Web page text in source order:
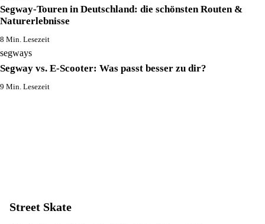
Segway-Touren in Deutschland: die schönsten Routen &
Naturerlebnisse
8 Min. Lesezeit
segways
Segway vs. E-Scooter: Was passt besser zu dir?
9 Min. Lesezeit
Street Skate